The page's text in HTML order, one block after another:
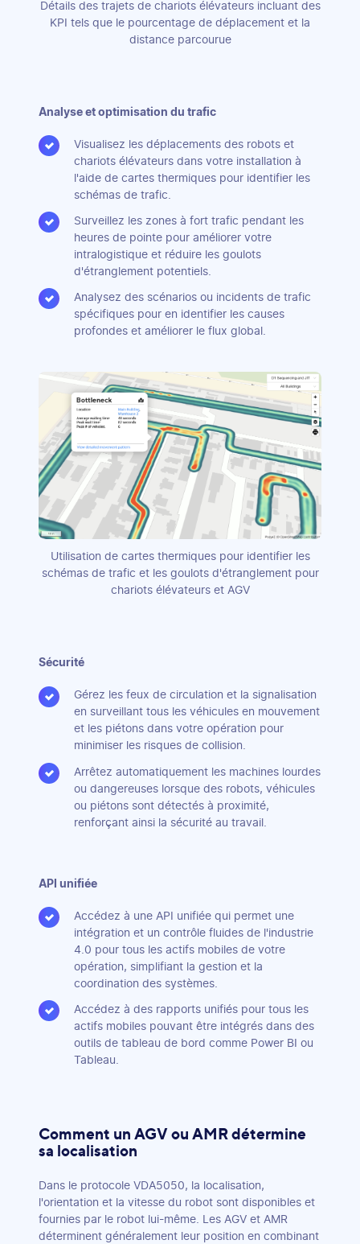
Détails des trajets de chariots élévateurs incluant des
KPI tels que le pourcentage de déplacement et la
distance parcourue
Analyse et optimisation du trafic
Visualisez les déplacements des robots et
chariots élévateurs dans votre installation à
l'aide de cartes thermiques pour identifier les
schémas de trafic.
Surveillez les zones à fort trafic pendant les
heures de pointe pour améliorer votre
intralogistique et réduire les goulots
d'étranglement potentiels.
Analysez des scénarios ou incidents de trafic
spécifiques pour en identifier les causes
profondes et améliorer le flux global.
Utilisation de cartes thermiques pour identifier les
schémas de trafic et les goulots d'étranglement pour
chariots élévateurs et AGV
Sécurité
Gérez les feux de circulation et la signalisation
en surveillant tous les véhicules en mouvement
et les piétons dans votre opération pour
minimiser les risques de collision.
Arrêtez automatiquement les machines lourdes
ou dangereuses lorsque des robots, véhicules
ou piétons sont détectés à proximité,
renforçant ainsi la sécurité au travail.
API unifiée
Accédez à une API unifiée qui permet une
intégration et un contrôle fluides de l'industrie
4.0 pour tous les actifs mobiles de votre
opération, simplifiant la gestion et la
coordination des systèmes.
Accédez à des rapports unifiés pour tous les
actifs mobiles pouvant être intégrés dans des
outils de tableau de bord comme Power BI ou
Tableau.
Comment un AGV ou AMR détermine
sa localisation
Dans le protocole VDA5050, la localisation,
l'orientation et la vitesse du robot sont disponibles et
fournies par le robot lui-même. Les AGV et AMR
déterminent généralement leur position en combinant